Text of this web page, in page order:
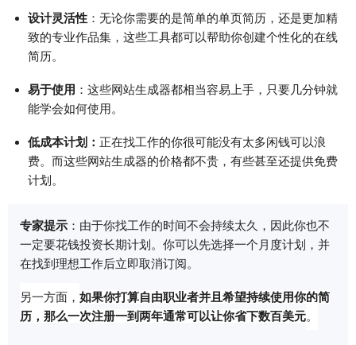
设计灵活性 ：无论你需要的是简单的单页简历，还是更加精
致的专业作品集，这些工具都可以帮助你创建个性化的在线
简历。
易于使用 ：这些网站生成器都相当容易上手，只要几分钟就
能学会如何使用。
低成本计划： 正在找工作的你很可能没有太多闲钱可以浪
费。而这些网站生成器的价格都不贵，有些甚至还提供免费
计划。
专家提示 ：由于你找工作的时间不会持续太久，因此你也不
一定要花钱投资长期计划。你可以先选择一个月度计划，并
在找到理想工作后立即取消订阅。
另一方面， 如果你打算自由职业者并且希望持续使用你的简
历，那么一次注册一到两年通常可以让你省下数百美元。